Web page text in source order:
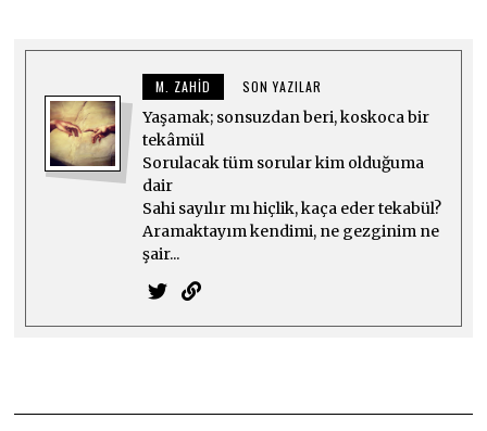
M. ZAHID SON YAZILAR
Yaşamak; sonsuzdan beri, koskoca bir
tekâmül
Sorulacak tüm sorular kim olduğuma
dair
Sahi sayılır mı hiçlik, kaça eder tekabül?
Aramaktayım kendimi, ne gezginim ne
şair...